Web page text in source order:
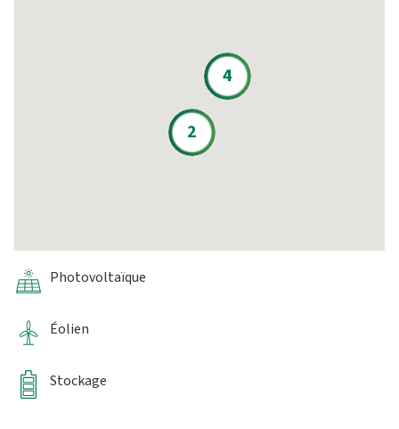
4
2
Photovoltaïque
Éolien
Stockage